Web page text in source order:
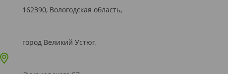
162390, Вологодская область,
город Великий Устюг,